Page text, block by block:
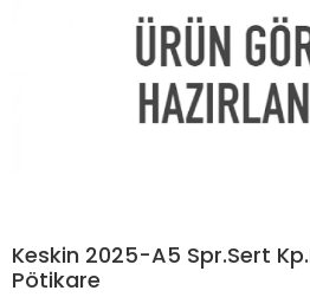
Keskin 2025-A5 Spr.Sert
Pötikare